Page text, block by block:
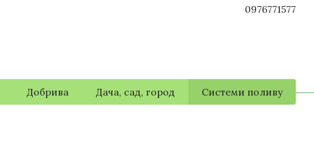
0976771577
Добрива Дача, сад, город Системи поливу